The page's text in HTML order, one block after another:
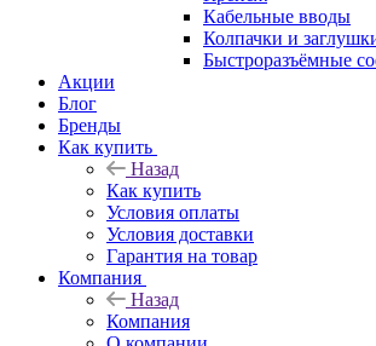
Кабельные вводы
Колпачки и
Быстроразъёмные
Акции
Блог
Бренды
Как купить
Назад
Как купить
Условия оплаты
Условия доставки
Гарантия на товар
Компания
Назад
Компания